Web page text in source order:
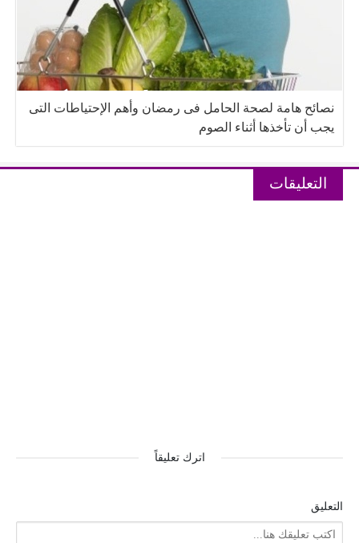
نصائح هامة لصحة الحامل فى رمضان وأهم الإحتياطات التى
يجب أن تأخذها أثناء الصوم
التعليقات
اترك تعليقاً
التعليق